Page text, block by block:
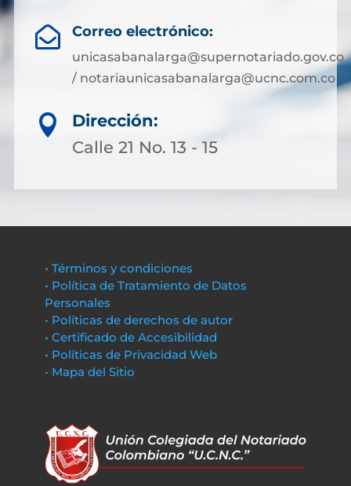
 Correo electrónico:
unicasabanalarga@supernotariado.gov.co
/ notariaunicasabanalarga@ucnc.com.co

Dirección:
Calle 21 No. 13 - 15
• Términos y condiciones
• Política de Tratamiento de Datos
Personales
• Políticas de derechos de autor
• Certificado de Accesibilidad
• Políticas de Privacidad Web
• Mapa del Sitio